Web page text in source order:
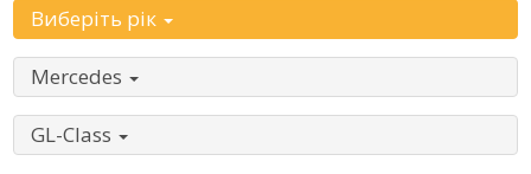
Виберіть рік
Mercedes
GL-Class